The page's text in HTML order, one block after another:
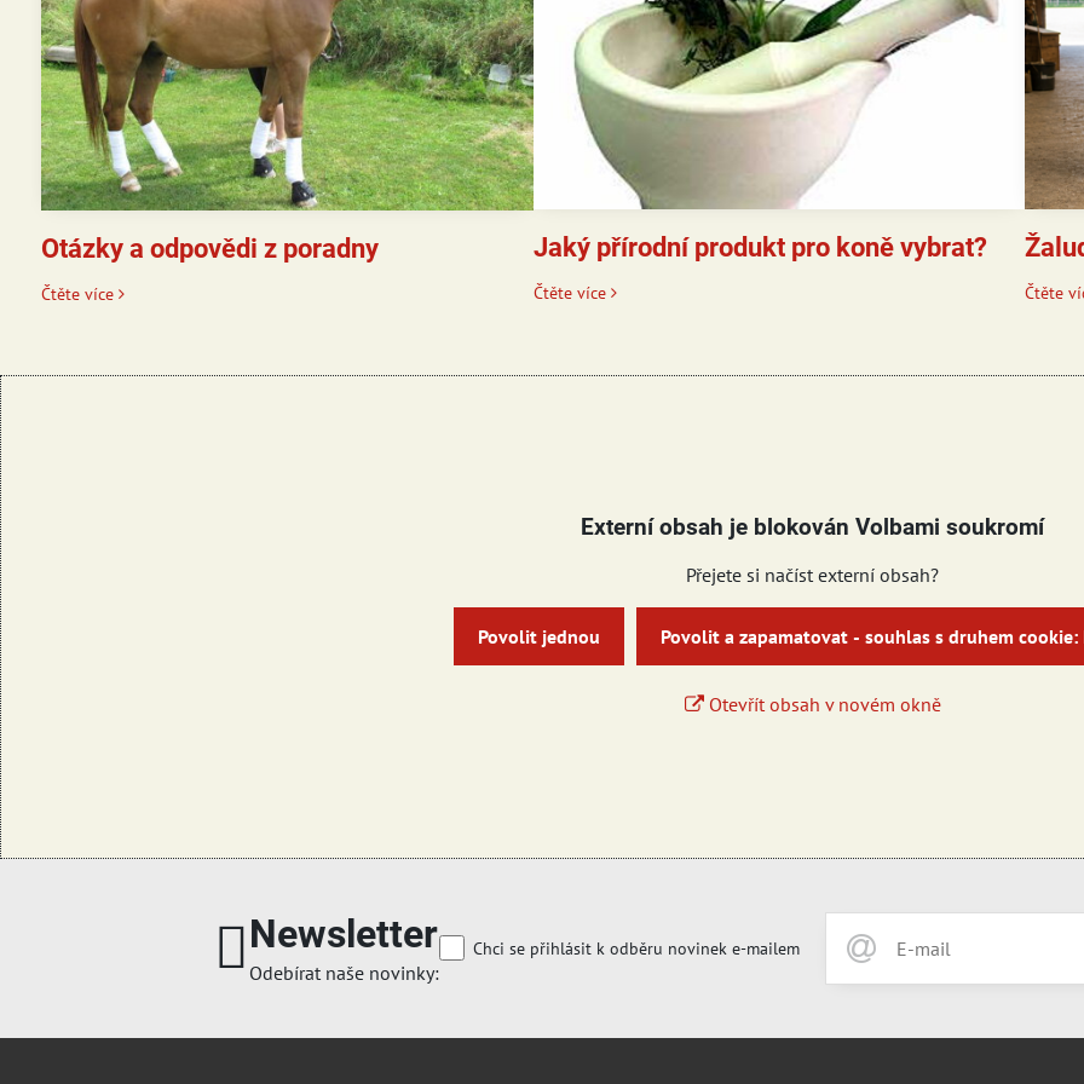
Otázky a odpovědi z poradny
Čtěte více
Jaký přírodní produkt pro koně vybrat?
Čtěte více Čtěte
Externí obsah je blokován Volbami soukromí
Přejete si načíst externí obsah?
Povolit jednou Povolit a zapamatovat - souhlas s druhem cookie:
Otevřít obsah v novém okně
Newsletter
Odebírat naše novinky:
Chci se přihlásit k odběru novinek e-mailem